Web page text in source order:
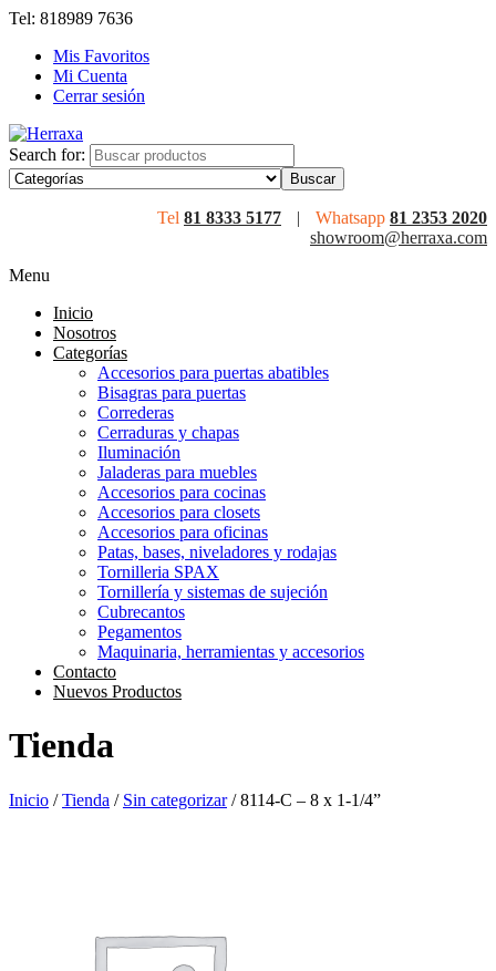
Tel: 818989 7636
Mis Favoritos
Mi Cuenta
Cerrar sesión
Search for:
Tel 81 8333 5177 | Whatsapp 81 2353 2020
showroom@herraxa.com
Menu
Inicio
Nosotros
Categorías
Accesorios para puertas abatibles
Bisagras para puertas
Correderas
Cerraduras y chapas
Iluminación
Jaladeras para muebles
Accesorios para cocinas
Accesorios para closets
Accesorios para oficinas
Patas, bases, niveladores y rodajas
Tornilleria SPAX
Tornillería y sistemas de sujeción
Cubrecantos
Pegamentos
Maquinaria, herramientas y accesorios
Contacto
Nuevos Productos
Tienda
Inicio /Tienda / Sin categorizar/ 8114-C – 8 x 1-1/4”